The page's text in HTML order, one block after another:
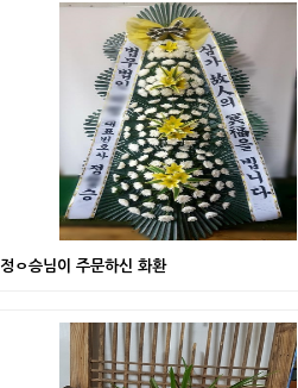
정ㅇ승님이 주문하신 화환